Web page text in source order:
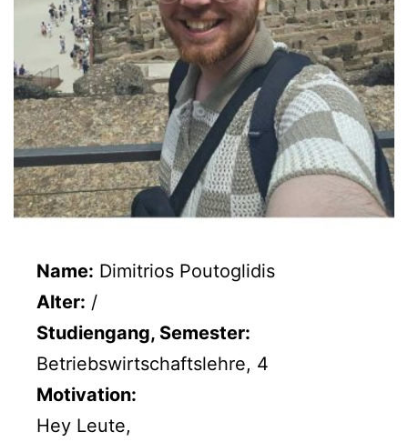
Name: Dimitrios Poutoglidis
Alter: /
Studiengang, Semester:
Betriebswirtschaftslehre, 4
Motivation:
Hey Leute,